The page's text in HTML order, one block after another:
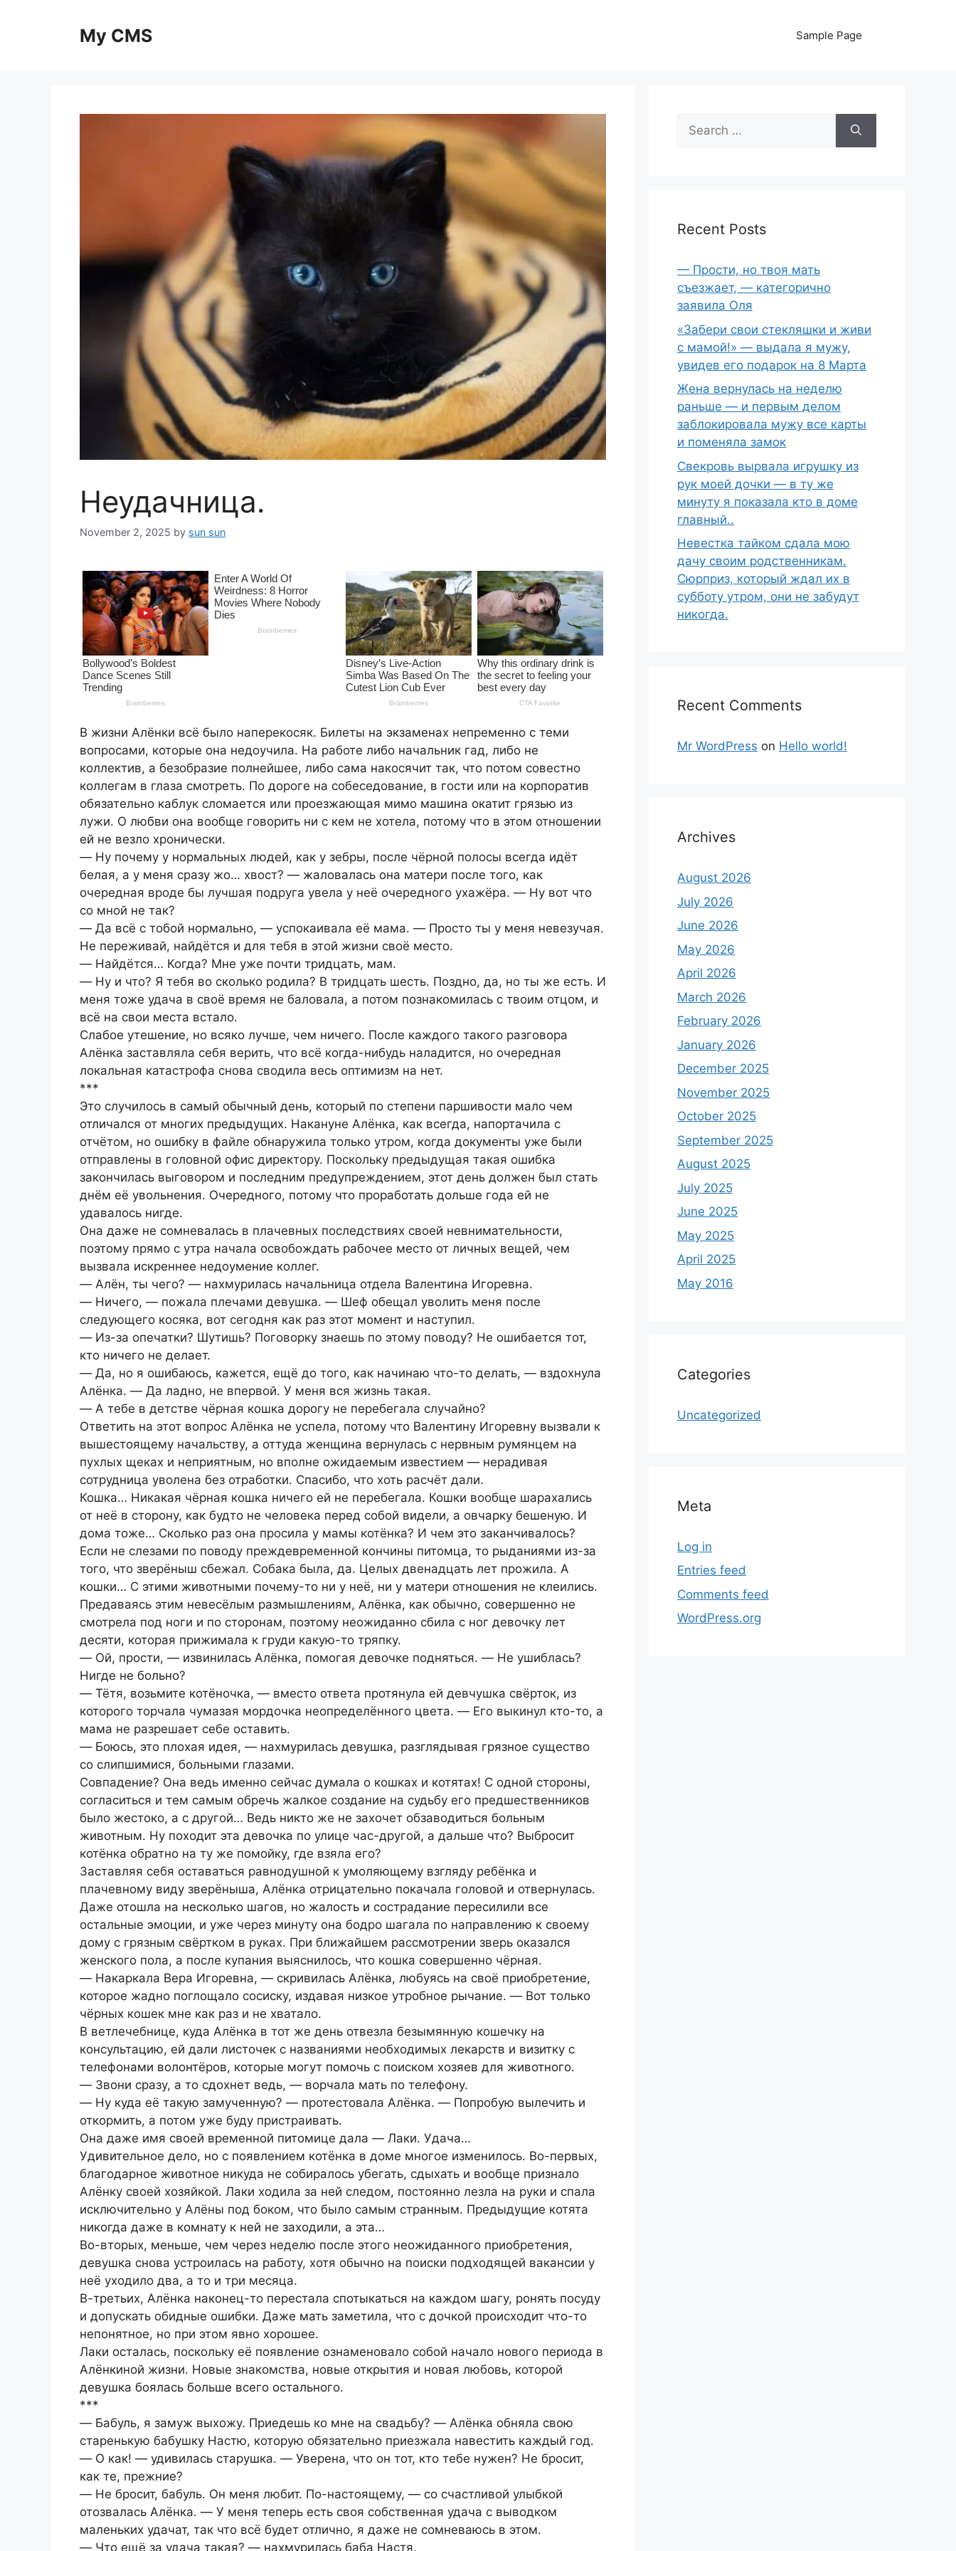
My CMS Sample Page
Неудачница.
November 2, 2025 by sun sun
В жизни Алёнки всё было наперекосяк. Билеты на экзаменах непременно с теми
вопросами, которые она недоучила. На работе либо начальник гад, либо не
коллектив, а безобразие полнейшее, либо сама накосячит так, что потом совестно
коллегам в глаза смотреть. По дороге на собеседование, в гости или на корпоратив
обязательно каблук сломается или проезжающая мимо машина окатит грязью из
лужи. О любви она вообще говорить ни с кем не хотела, потому что в этом отношении
ей не везло хронически.
― Ну почему у нормальных людей, как у зебры, после чёрной полосы всегда идёт
белая, а у меня сразу жо… хвост? ― жаловалась она матери после того, как
очередная вроде бы лучшая подруга увела у неё очередного ухажёра. ― Ну вот что
со мной не так?
― Да всё с тобой нормально, ― успокаивала её мама. ― Просто ты у меня невезучая.
Не переживай, найдётся и для тебя в этой жизни своё место.
― Найдётся… Когда? Мне уже почти тридцать, мам.
― Ну и что? Я тебя во сколько родила? В тридцать шесть. Поздно, да, но ты же есть. И
меня тоже удача в своё время не баловала, а потом познакомилась с твоим отцом, и
всё на свои места встало.
Слабое утешение, но всяко лучше, чем ничего. После каждого такого разговора
Алёнка заставляла себя верить, что всё когда-нибудь наладится, но очередная
локальная катастрофа снова сводила весь оптимизм на нет.
***
Это случилось в самый обычный день, который по степени паршивости мало чем
отличался от многих предыдущих. Накануне Алёнка, как всегда, напортачила с
отчётом, но ошибку в файле обнаружила только утром, когда документы уже были
отправлены в головной офис директору. Поскольку предыдущая такая ошибка
закончилась выговором и последним предупреждением, этот день должен был стать
днём её увольнения. Очередного, потому что проработать дольше года ей не
удавалось нигде.
Она даже не сомневалась в плачевных последствиях своей невнимательности,
поэтому прямо с утра начала освобождать рабочее место от личных вещей, чем
вызвала искреннее недоумение коллег.
― Алён, ты чего? ― нахмурилась начальница отдела Валентина Игоревна.
― Ничего, ― пожала плечами девушка. ― Шеф обещал уволить меня после
следующего косяка, вот сегодня как раз этот момент и наступил.
― Из-за опечатки? Шутишь? Поговорку знаешь по этому поводу? Не ошибается тот,
кто ничего не делает.
― Да, но я ошибаюсь, кажется, ещё до того, как начинаю что-то делать, ― вздохнула
Алёнка. ― Да ладно, не впервой. У меня вся жизнь такая.
― А тебе в детстве чёрная кошка дорогу не перебегала случайно?
Ответить на этот вопрос Алёнка не успела, потому что Валентину Игоревну вызвали к
вышестоящему начальству, а оттуда женщина вернулась с нервным румянцем на
пухлых щеках и неприятным, но вполне ожидаемым известием ― нерадивая
сотрудница уволена без отработки. Спасибо, что хоть расчёт дали.
Кошка… Никакая чёрная кошка ничего ей не перебегала. Кошки вообще шарахались
от неё в сторону, как будто не человека перед собой видели, а овчарку бешеную. И
дома тоже… Сколько раз она просила у мамы котёнка? И чем это заканчивалось?
Если не слезами по поводу преждевременной кончины питомца, то рыданиями из-за
того, что зверёныш сбежал. Собака была, да. Целых двенадцать лет прожила. А
кошки… С этими животными почему-то ни у неё, ни у матери отношения не клеились.
Предаваясь этим невесёлым размышлениям, Алёнка, как обычно, совершенно не
смотрела под ноги и по сторонам, поэтому неожиданно сбила с ног девочку лет
десяти, которая прижимала к груди какую-то тряпку.
― Ой, прости, ― извинилась Алёнка, помогая девочке подняться. ― Не ушиблась?
Нигде не больно?
― Тётя, возьмите котёночка, ― вместо ответа протянула ей девчушка свёрток, из
которого торчала чумазая мордочка неопределённого цвета. ― Его выкинул кто-то, а
мама не разрешает себе оставить.
― Боюсь, это плохая идея, ― нахмурилась девушка, разглядывая грязное существо
со слипшимися, больными глазами.
Совпадение? Она ведь именно сейчас думала о кошках и котятах! С одной стороны,
согласиться и тем самым обречь жалкое создание на судьбу его предшественников
было жестоко, а с другой… Ведь никто же не захочет обзаводиться больным
животным. Ну походит эта девочка по улице час-другой, а дальше что? Выбросит
котёнка обратно на ту же помойку, где взяла его?
Заставляя себя оставаться равнодушной к умоляющему взгляду ребёнка и
плачевному виду зверёныша, Алёнка отрицательно покачала головой и отвернулась.
Даже отошла на несколько шагов, но жалость и сострадание пересилили все
остальные эмоции, и уже через минуту она бодро шагала по направлению к своему
дому с грязным свёртком в руках. При ближайшем рассмотрении зверь оказался
женского пола, а после купания выяснилось, что кошка совершенно чёрная.
― Накаркала Вера Игоревна, ― скривилась Алёнка, любуясь на своё приобретение,
которое жадно поглощало сосиску, издавая низкое утробное рычание. ― Вот только
чёрных кошек мне как раз и не хватало.
В ветлечебнице, куда Алёнка в тот же день отвезла безымянную кошечку на
консультацию, ей дали листочек с названиями необходимых лекарств и визитку с
телефонами волонтёров, которые могут помочь с поиском хозяев для животного.
― Звони сразу, а то сдохнет ведь, ― ворчала мать по телефону.
― Ну куда её такую замученную? ― протестовала Алёнка. ― Попробую вылечить и
откормить, а потом уже буду пристраивать.
Она даже имя своей временной питомице дала ― Лаки. Удача…
Удивительное дело, но с появлением котёнка в доме многое изменилось. Во-первых,
благодарное животное никуда не собиралось убегать, сдыхать и вообще признало
Алёнку своей хозяйкой. Лаки ходила за ней следом, постоянно лезла на руки и спала
исключительно у Алёны под боком, что было самым странным. Предыдущие котята
никогда даже в комнату к ней не заходили, а эта…
Во-вторых, меньше, чем через неделю после этого неожиданного приобретения,
девушка снова устроилась на работу, хотя обычно на поиски подходящей вакансии у
неё уходило два, а то и три месяца.
В-третьих, Алёнка наконец-то перестала спотыкаться на каждом шагу, ронять посуду
и допускать обидные ошибки. Даже мать заметила, что с дочкой происходит что-то
непонятное, но при этом явно хорошее.
Лаки осталась, поскольку её появление ознаменовало собой начало нового периода в
Алёнкиной жизни. Новые знакомства, новые открытия и новая любовь, которой
девушка боялась больше всего остального.
***
― Бабуль, я замуж выхожу. Приедешь ко мне на свадьбу? ― Алёнка обняла свою
старенькую бабушку Настю, которую обязательно приезжала навестить каждый год.
― О как! ― удивилась старушка. ― Уверена, что он тот, кто тебе нужен? Не бросит,
как те, прежние?
― Не бросит, бабуль. Он меня любит. По-настоящему, ― со счастливой улыбкой
отозвалась Алёнка. ― У меня теперь есть своя собственная удача с выводком
маленьких удачат, так что всё будет отлично, я даже не сомневаюсь в этом.
― Что ещё за удача такая? ― нахмурилась баба Настя.
Search
for:
Recent Posts
— Прости, но твоя мать
съезжает, — категорично
заявила Оля
«Забери свои стекляшки и живи
с мамой!» — выдала я мужу,
увидев его подарок на 8 Марта
Жена вернулась на неделю
раньше — и первым делом
заблокировала мужу все карты
и поменяла замок
Свекровь вырвала игрушку из
рук моей дочки — в ту же
минуту я показала кто в доме
главный..
Невестка тайком сдала мою
дачу своим родственникам.
Сюрприз, который ждал их в
субботу утром, они не забудут
никогда.
Recent Comments
Mr WordPress on Hello world!
Archives
August 2026
July 2026
June 2026
May 2026
April 2026
March 2026
February 2026
January 2026
December 2025
November 2025
October 2025
September 2025
August 2025
July 2025
June 2025
May 2025
April 2025
May 2016
Categories
Uncategorized
Meta
Log in
Entries feed
Comments feed
WordPress.org